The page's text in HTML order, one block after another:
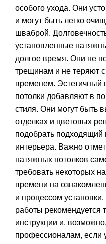
особого ухода. Они
и могут быть легко
шваброй.
установленные
долгое время. Они не
трещинам и не теряют
временем.
потолки добавляют в
стиля. Они могут быть
отделках и цветовых
подобрать подходящий
интерьера. Важно
натяжных потолков
требовать некоторых
времени на
и процессом
работы рекомендуется
инструкции и,
профессионалам, если